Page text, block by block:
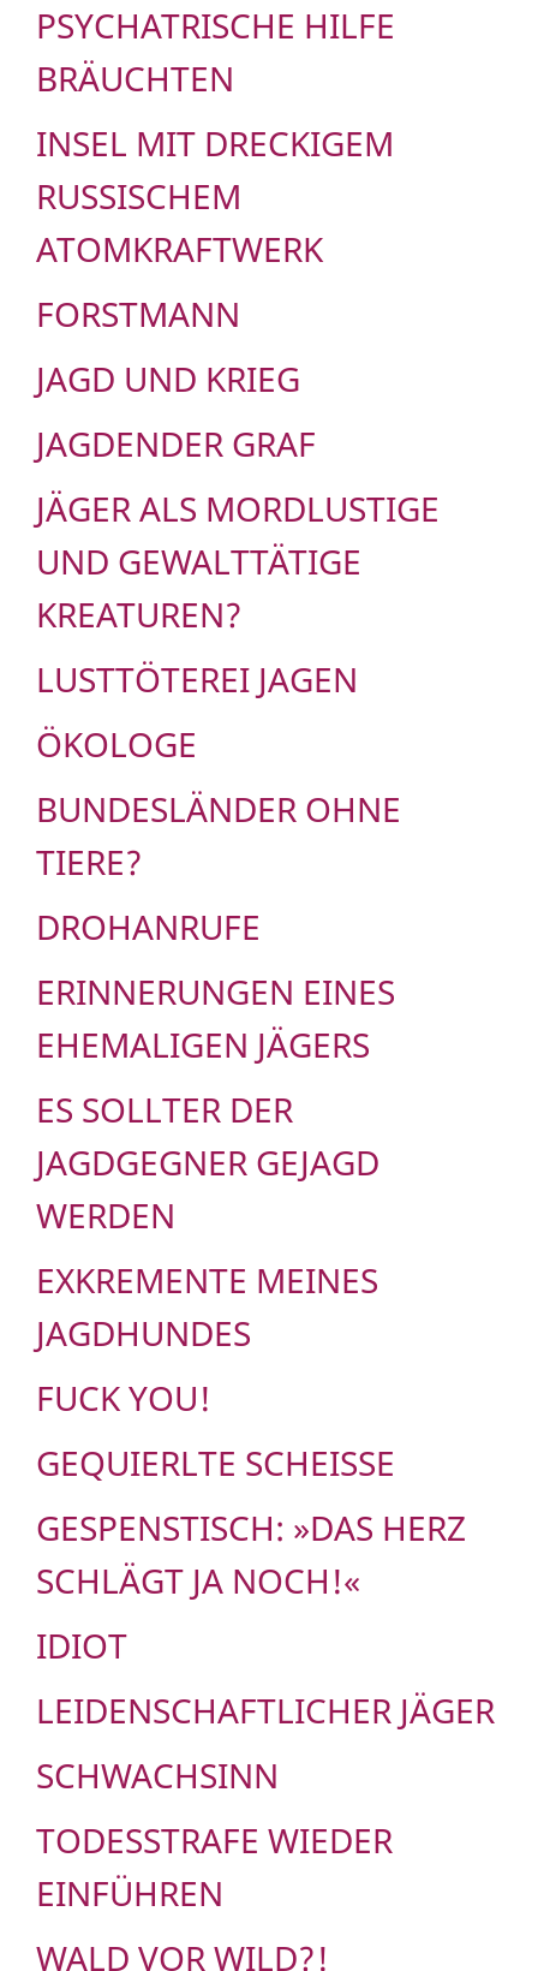
PSYCHATRISCHE HILFE
BRÄUCHTEN
INSEL MIT DRECKIGEM
RUSSISCHEM
ATOMKRAFTWERK
FORSTMANN
JAGD UND KRIEG
JAGDENDER GRAF
JÄGER ALS MORDLUSTIGE
UND GEWALTTÄTIGE
KREATUREN?
LUSTTÖTEREI JAGEN
ÖKOLOGE
BUNDESLÄNDER OHNE
TIERE?
DROHANRUFE
ERINNERUNGEN EINES
EHEMALIGEN JÄGERS
ES SOLLTER DER
JAGDGEGNER GEJAGD
WERDEN
EXKREMENTE MEINES
JAGDHUNDES
FUCK YOU!
GEQUIERLTE SCHEISSE
GESPENSTISCH: »DAS HERZ
SCHLÄGT JA NOCH!«
IDIOT
LEIDENSCHAFTLICHER JÄGER
SCHWACHSINN
TODESSTRAFE WIEDER
EINFÜHREN
WALD VOR WILD?!